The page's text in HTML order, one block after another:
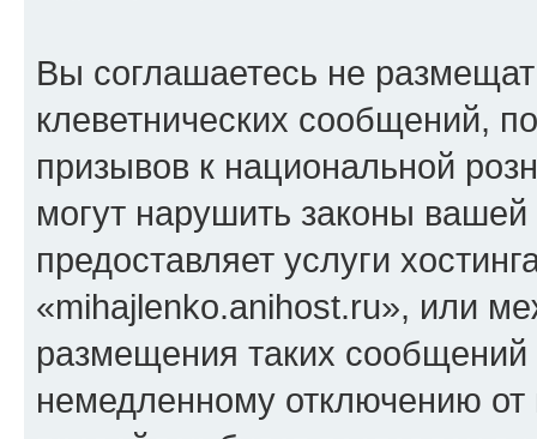
Вы соглашаетесь не
клеветнических сообщений,
призывов к национальной
могут нарушить законы
предоставляет услуги
«mihajlenko.anihost.ru», или
размещения таких
немедленному отключению